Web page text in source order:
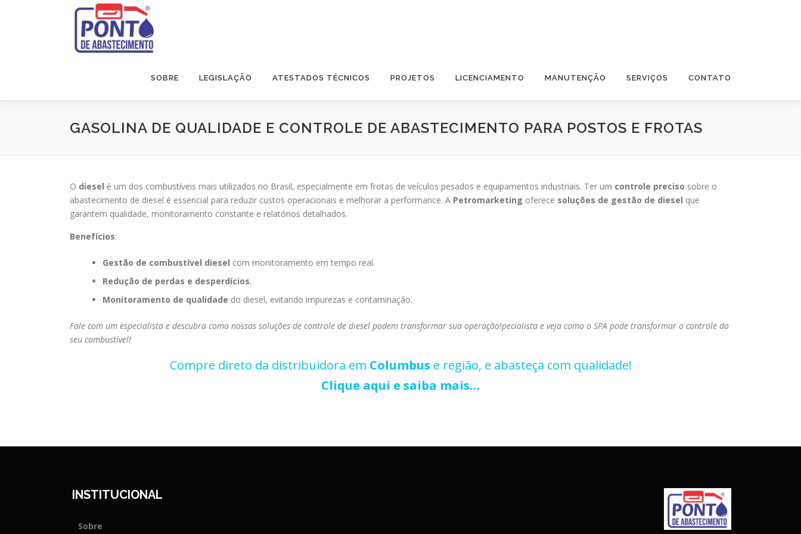
SOBRE LEGISLAÇÃO ATESTADOS TÉCNICOS PROJETOS LICENCIAMENTO MANUTENÇÃO SERVIÇOS CONTATO
GASOLINA DE QUALIDADE E CONTROLE DE ABASTECIMENTO PARA POSTOS E FROTAS
O diesel é um dos combustíveis mais utilizados no Brasil, especialmente em frotas de veículos pesados e equipamentos industriais. Ter um controle preciso sobre o
abastecimento de diesel é essencial para reduzir custos operacionais e melhorar a performance. A Petromarketing oferece soluções de gestão de diesel que
garantem qualidade, monitoramento constante e relatórios detalhados.
Benefícios:
Gestão de combustível diesel com monitoramento em tempo real.
Redução de perdas e desperdícios.
Monitoramento de qualidade do diesel, evitando impurezas e contaminação.
Fale com um especialista e descubra como nossas soluções de controle de diesel podem transformar sua operação!pecialista e veja como o SPA pode transformar o controle do
seu combustível!
Compre direto da distribuidora em Columbus e região, e abasteça com qualidade!
Clique aqui e saiba mais…
INSTITUCIONAL
Sobre